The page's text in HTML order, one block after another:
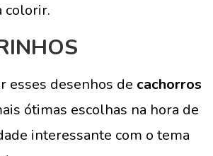
colorir.
esses desenhos de cachorros
ótimas escolhas na hora de
interessante com o tema